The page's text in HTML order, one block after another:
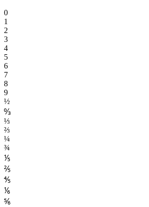
0
1
2
3
4
5
6
7
8
9
½
↉
⅓
⅔
¼
¾
⅕
⅖
⅘
⅙
⅚